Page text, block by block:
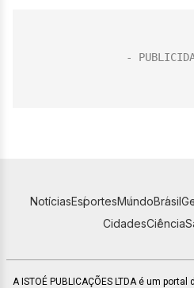
NotíciasEsportesMundoBrasil
CidadesCiência
A ISTOÉ PUBLICAÇÕES LTDA é um